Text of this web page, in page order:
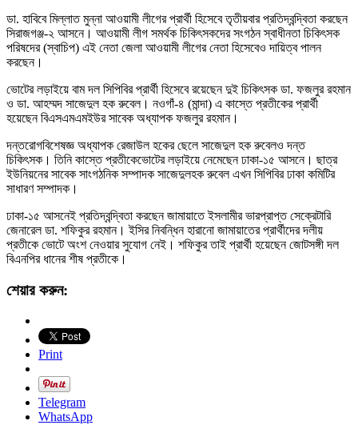
ডা. হাবিবে মিল্লাত মুন্না আওয়ামী লীগের প্রার্থী হিসেবে তৃতীয়বার প্রতিদ্বন্দ্বিতা করছেন
সিরাজগঞ্জ-২ আসনে। আওয়ামী লীগ সমর্থক চিকিৎসকদের সংগঠন স্বাধীনতা চিকিৎসক
পরিষদের (স্বাচিপ) এই নেতা জেলা আওয়ামী লীগের নেতা হিসেবেও দায়িত্ব পালন
করছেন।
ভোটের লড়াইয়ে বাম দল সিপিবির প্রার্থী হিসেবে রয়েছেন দুই চিকিৎসক ডা. ফজলুর রহমান
ও ডা. আহম্মদ সাজেদুল হক রুবেল। নওগাঁ-৪ (মান্দা) এ কাস্তে প্রতীকের প্রার্থী
হয়েছেন বিএসএমএমইউর সাবেক অধ্যাপক ফজলুর রহমান।
দন্তরোগবিশেষজ্ঞ অধ্যাপক রেজাউল হকের ছেলে সাজেদুল হক রুবেলও দন্ত
চিকিৎসক। তিনি কাস্তে প্রতীকেভোটের লড়াইয়ে নেমেছেন ঢাকা-১৫ আসনে। ছাত্র
ইউনিয়নের সাবেক সাংগঠনিক সম্পাদক সাজেদুলহক রুবেল এখন সিপিবির ঢাকা কমিটির
সাধারণ সম্পাদক।
ঢাকা-১৫ আসনেই প্রতিদ্বন্দ্বিতা করছেন জামায়াতে ইসলামীর ভারপ্রাপ্ত সেক্রেটারি
জেনারেল ডা. শফিকুর রহমান। ইসির নিবন্ধিন হারানো জামায়াতের প্রার্থীদের দলীয়
প্রতীকে ভোটে অংশ নেওয়ার সুযোগ নেই। শফিকুর তাই প্রার্থী হয়েছেন জোটসঙ্গী দল
বিএনপির ধানের শীষ প্রতীকে।
শেয়ার করুন:
Print
Telegram
WhatsApp